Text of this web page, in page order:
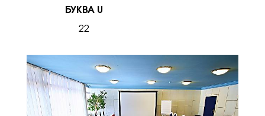
БУКВА U
22